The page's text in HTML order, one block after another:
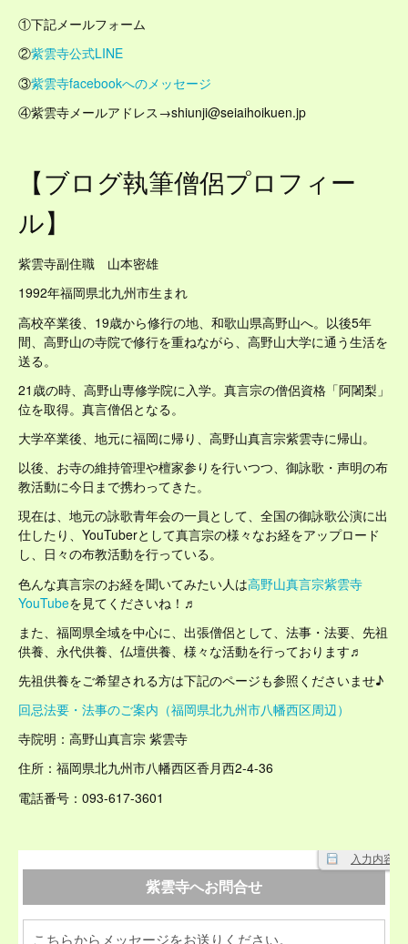
①下記メールフォーム
②紫雲寺公式LINE
③紫雲寺facebookへのメッセージ
④紫雲寺メールアドレス→shiunji@seiaihoikuen.jp
【ブログ執筆僧侶プロフィー
ル】
紫雲寺副住職 山本密雄
1992年福岡県北九州市生まれ
高校卒業後、19歳から修行の地、和歌山県高野山へ。以後5年
間、高野山の寺院で修行を重ねながら、高野山大学に通う生活を
送る。
21歳の時、高野山専修学院に入学。真言宗の僧侶資格「阿闍梨」
位を取得。真言僧侶となる。
大学卒業後、地元に福岡に帰り、高野山真言宗紫雲寺に帰山。
以後、お寺の維持管理や檀家参りを行いつつ、御詠歌・声明の布
教活動に今日まで携わってきた。
現在は、地元の詠歌青年会の一員として、全国の御詠歌公演に出
仕したり、YouTuberとして真言宗の様々なお経をアップロード
し、日々の布教活動を行っている。
色んな真言宗のお経を聞いてみたい人は高野山真言宗紫雲寺
YouTubeを見てくださいね！♬
また、福岡県全域を中心に、出張僧侶として、法事・法要、先祖
供養、永代供養、仏壇供養、様々な活動を行っております♬
先祖供養をご希望される方は下記のページも参照くださいませ♪
回忌法要・法事のご案内（福岡県北九州市八幡西区周辺）
寺院明：高野山真言宗 紫雲寺
住所：福岡県北九州市八幡西区香月西2-4-36
電話番号：093-617-3601